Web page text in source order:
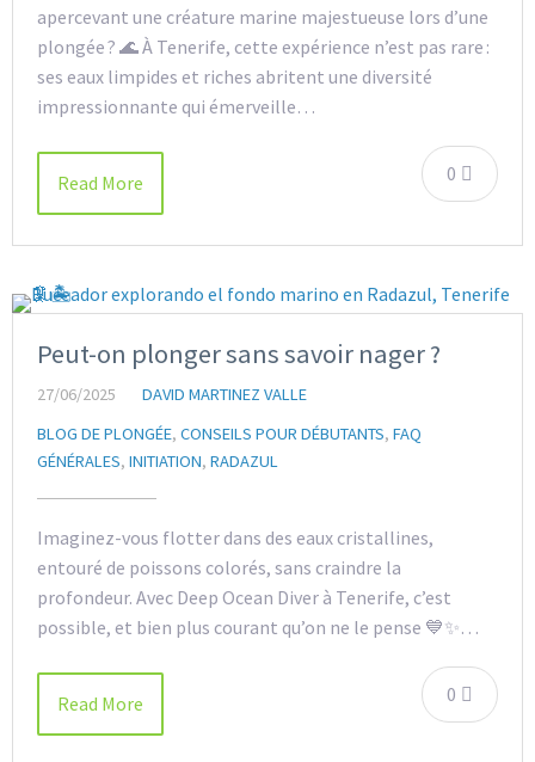
apercevant une créature marine majestueuse lors d’une
plongée ? 🌊 À Tenerife, cette expérience n’est pas rare :
ses eaux limpides et riches abritent une diversité
impressionnante qui émerveille…
0
Read More
Peut-on plonger sans savoir nager ?
27/06/2025
DAVID MARTINEZ VALLE
BLOG DE PLONGÉE, CONSEILS POUR DÉBUTANTS, FAQ
GÉNÉRALES, INITIATION, RADAZUL
Imaginez-vous flotter dans des eaux cristallines,
entouré de poissons colorés, sans craindre la
profondeur. Avec Deep Ocean Diver à Tenerife, c’est
possible, et bien plus courant qu’on ne le pense 💙✨…
0
Read More